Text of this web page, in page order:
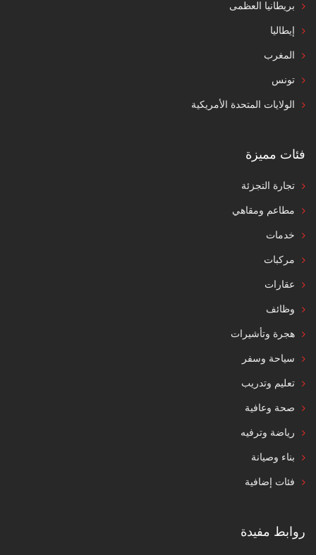
بريطانيا العظمى
إيطاليا
المغرب
تونس
الولايات المتحدة الأمريكية
فئات مميزة
تجارة التجزئة
مطاعم ومقاهي
خدمات
مركبات
عقارات
وظائف
هجرة وتأشيرات
سياحة وسفر
تعليم وتدريب
صحة وعافية
رياضة وترفيه
بناء وصيانة
فئات إضافية
روابط مفيدة